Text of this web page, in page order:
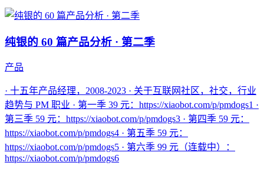
纯银的 60 篇产品分析 · 第二季
产品
· 十五年产品经理，2008-2023 · 关于互联网社区，社交，行业
趋势与 PM 职业 · 第一季 39 元：https://xiaobot.com/p/pmdogs1 ·
第三季 59 元：https://xiaobot.com/p/pmdogs3 · 第四季 59 元：
https://xiaobot.com/p/pmdogs4 · 第五季 59 元：
https://xiaobot.com/p/pmdogs5 · 第六季 99 元（连载中）：
https://xiaobot.com/p/pmdogs6